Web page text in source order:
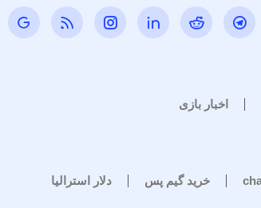
اخبار بازی
خرید گیم پس دلار استرالیا